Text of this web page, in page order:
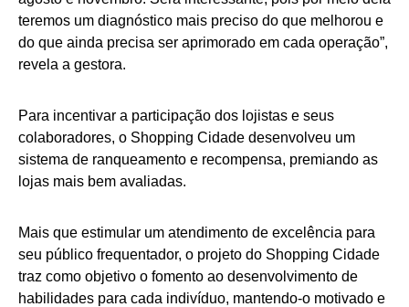
teremos um diagnóstico mais preciso do que melhorou e
do que ainda precisa ser aprimorado em cada operação”,
revela a gestora.
Para incentivar a participação dos lojistas e seus
colaboradores, o Shopping Cidade desenvolveu um
sistema de ranqueamento e recompensa, premiando as
lojas mais bem avaliadas.
Mais que estimular um atendimento de excelência para
seu público frequentador, o projeto do Shopping Cidade
traz como objetivo o fomento ao desenvolvimento de
habilidades para cada indivíduo, mantendo-o motivado e